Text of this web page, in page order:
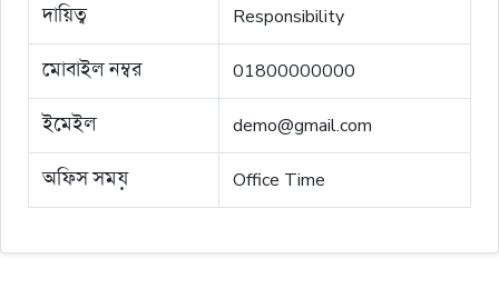
দায়িত্ব Responsibility
মোবাইল নম্বর 01800000000
ইমেইল demo@gmail.com
অফিস সময় Office Time